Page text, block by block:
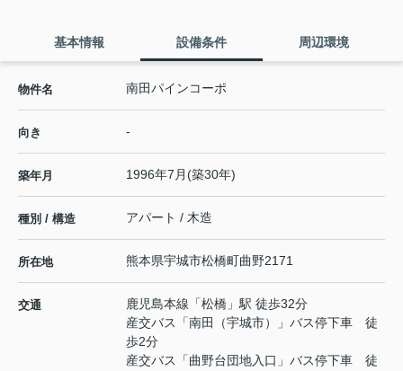
基本情報 設備条件 周辺環境
物件名 南田パインコーポ
向き -
築年月 1996年7月(築30年)
種別 / 構造 アパート / 木造
所在地 熊本県宇城市松橋町曲野2171
交通 鹿児島本線 「松橋 」駅 徒歩32分
産交バス「南田（宇城市）」バス停下車 徒
歩2分
産交バス「曲野台団地入口」バス停下車 徒